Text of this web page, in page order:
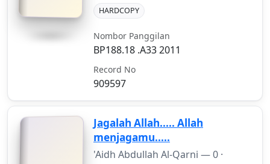
HARDCOPY
Nombor Panggilan
BP188.18 .A33 2011
Record No
909597
Jagalah Allah..... Allah
menjagamu.....
'Aidh Abdullah Al-Qarni —0 ·